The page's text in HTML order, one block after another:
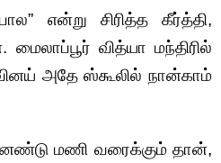
என்று சிரித்த கீர்த்தி,
வித்யா மந்திரில்
அதே ஸ்கூலில் நான்காம்
மணி வரைக்கும் தான்,